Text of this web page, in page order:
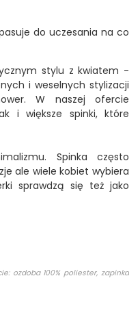
do uczesania na co
stylu z kwiatem -
i weselnych stylizacji
W naszej ofercie
i większe spinki, które
Spinka często
ale wiele kobiet wybiera
sprawdzą się też jako
ozdoba 100% poliester, zapinka